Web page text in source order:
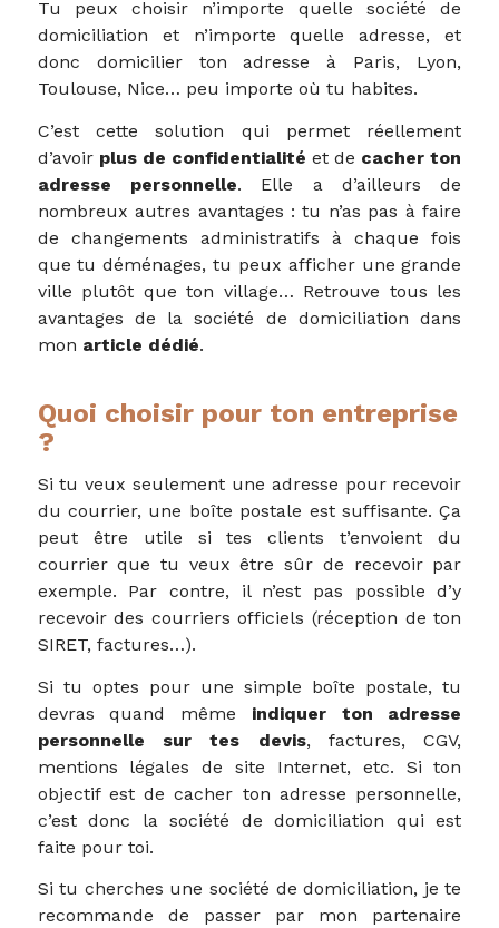
Tu peux choisir n’importe quelle société de
domiciliation et n’importe quelle adresse, et
donc domicilier ton adresse à Paris, Lyon,
Toulouse, Nice… peu importe où tu habites.
C’est cette solution qui permet réellement
d’avoir plus de confidentialité et de cacher ton
adresse personnelle. Elle a d’ailleurs de
nombreux autres avantages : tu n’as pas à faire
de changements administratifs à chaque fois
que tu déménages, tu peux afficher une grande
ville plutôt que ton village… Retrouve tous les
avantages de la société de domiciliation dans
mon article dédié.
Quoi choisir pour ton entreprise
?
Si tu veux seulement une adresse pour recevoir
du courrier, une boîte postale est suffisante. Ça
peut être utile si tes clients t’envoient du
courrier que tu veux être sûr de recevoir par
exemple. Par contre, il n’est pas possible d’y
recevoir des courriers officiels (réception de ton
SIRET, factures…).
Si tu optes pour une simple boîte postale, tu
devras quand même indiquer ton adresse
personnelle sur tes devis, factures, CGV,
mentions légales de site Internet, etc. Si ton
objectif est de cacher ton adresse personnelle,
c’est donc la société de domiciliation qui est
faite pour toi.
Si tu cherches une société de domiciliation, je te
recommande de passer par mon partenaire